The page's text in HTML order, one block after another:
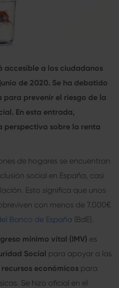
accesible a los ciudadanos
de 2020. Se ha debatido
para prevenir el riesgo de la
En esta entrada,
perspectiva sobre la renta
de hogares se encuentran
social en España, casi
Esto significa que unos
con menos de 7.000€
Banco de España (BdE).
mínimo vital (IMV) es
Social para apoyar a las
económicos para
Se hizo oficial en el